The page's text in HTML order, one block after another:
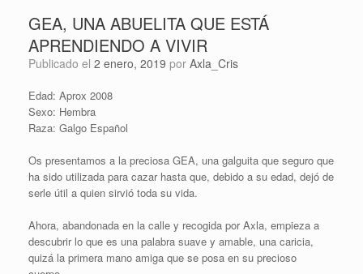
GEA, UNA ABUELITA QUE ESTÁ
APRENDIENDO A VIVIR
Publicado el 2 enero, 2019 por Axla_Cris
Edad: Aprox 2008
Sexo: Hembra
Raza: Galgo Español
Os presentamos a la preciosa GEA, una galguita que seguro que
ha sido utilizada para cazar hasta que, debido a su edad, dejó de
serle útil a quien sirvió toda su vida.
Ahora, abandonada en la calle y recogida por Axla, empieza a
descubrir lo que es una palabra suave y amable, una caricia,
quizá la primera mano amiga que se posa en su precioso